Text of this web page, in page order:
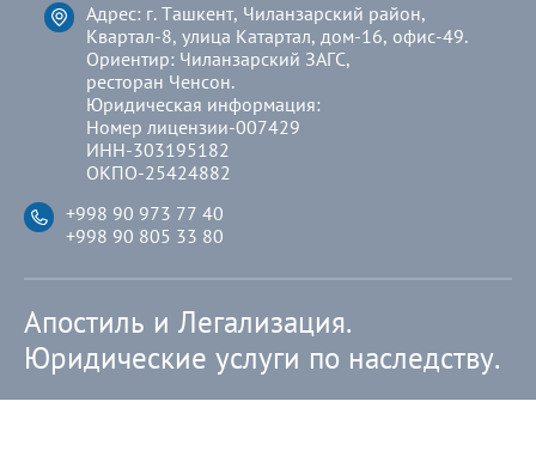
Адрес: г. Ташкент, Чиланзарский район,
Квартал-8, улица Катартал, дом-16, офис-49.
Ориентир: Чиланзарский ЗАГС,
ресторан Ченсон.
Юридическая информация:
Номер лицензии-007429
ИНН-303195182
ОКПО-25424882
+998 90 973 77 40
+998 90 805 33 80
Апостиль и Легализация.
Юридические услуги по наследству.